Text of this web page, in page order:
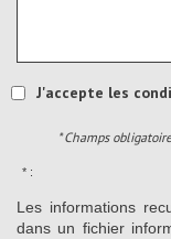
J'accepte les
* Champs
* :
Les informations
dans un fichier